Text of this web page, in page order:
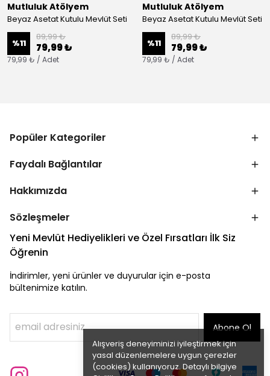
Alışveriş deneyiminizi iyileştirmek için
yasal düzenlemelere uygun çerezler
(cookies) kullanıyoruz. Detaylı bilgiye
Mutluluk Atölyem
Beyaz Asetat Kutulu Mevlüt Seti
%11
89,99 ₺
79,99 ₺
79,99 ₺ / Adet
Mutluluk Atölyem
Beyaz Asetat Kutulu Mevlüt Seti
%11
89,99 ₺
79,99 ₺
79,99 ₺ / Adet
Popüler Kategoriler
Faydalı Bağlantılar
Hakkımızda
Sözleşmeler
Yeni Mevlüt Hediyelikleri ve Özel Fırsatları İlk Siz
Öğrenin
İndirimler, yeni ürünler ve duyurular için e-posta
bültenimize katılın.
Abone Ol